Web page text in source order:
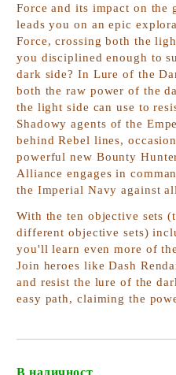
Force and its impact on the
leads you on an epic
Force, crossing both the
you disciplined enough to
dark side? In Lure of the
both the raw power of the
the light side can use to
Shadowy agents of the
behind Rebel lines,
powerful new Bounty
Alliance engages in
the Imperial Navy against
With the ten objective sets
different objective sets)
you'll learn even more of
Join heroes like Dash
and resist the lure of the
easy path, claiming the
В наличност